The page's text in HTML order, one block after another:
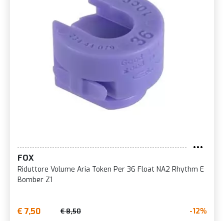
FOX
Riduttore Volume Aria Token Per 36 Float NA2 Rhythm E
Bomber Z1
€ 7,50 € 8,50 -12%